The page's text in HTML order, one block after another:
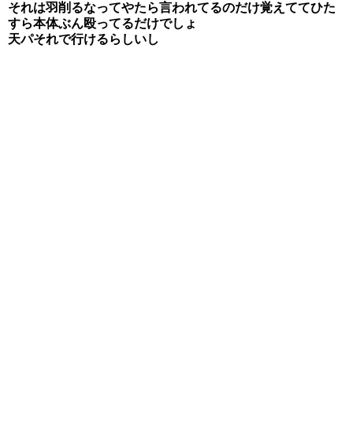
それは羽削るなってやたら言われてるのだけ覚えててひた
すら本体ぶん殴ってるだけでしょ
天パそれで行けるらしいし